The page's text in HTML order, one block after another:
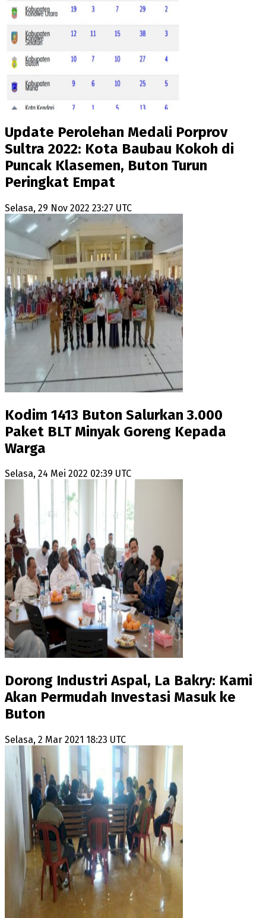
Update Perolehan Medali Porprov
Sultra 2022: Kota Baubau Kokoh di
Puncak Klasemen, Buton Turun
Peringkat Empat
Selasa, 29 Nov 2022 23:27 UTC
Kodim 1413 Buton Salurkan 3.000
Paket BLT Minyak Goreng Kepada
Warga
Selasa, 24 Mei 2022 02:39 UTC
Dorong Industri Aspal, La Bakry: Kami
Akan Permudah Investasi Masuk ke
Buton
Selasa, 2 Mar 2021 18:23 UTC